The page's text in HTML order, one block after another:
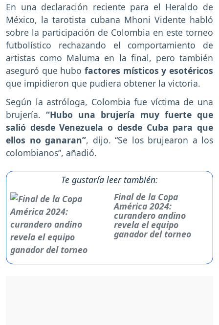
En una declaración reciente para el Heraldo de
México, la tarotista cubana Mhoni Vidente habló
sobre la participación de Colombia en este torneo
futbolístico rechazando el comportamiento de
artistas como Maluma en la final, pero también
aseguró que hubo factores místicos y esotéricos
que impidieron que pudiera obtener la victoria.
Según la astróloga, Colombia fue víctima de una
brujería. “Hubo una brujería muy fuerte que
salió desde Venezuela o desde Cuba para que
ellos no ganaran”, dijo. “Se los brujearon a los
colombianos”, añadió.
Te gustaría leer también:
Final de la Copa
América 2024:
curandero andino
revela el equipo
ganador del torneo